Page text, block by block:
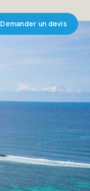
Demander un devis